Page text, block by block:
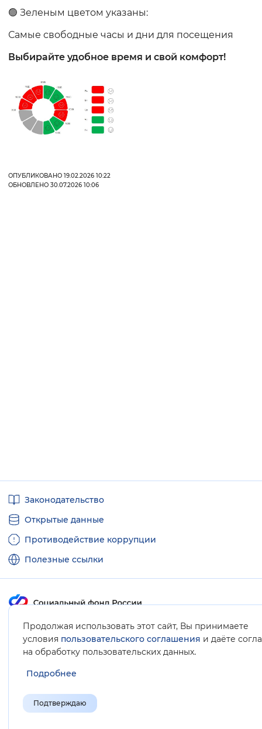
🟢 Зеленым цветом указаны:
Самые свободные часы и дни для посещения
Выбирайте удобное время и свой комфорт!
ОПУБЛИКОВАНО 19.02.2026 10:22
ОБНОВЛЕНО 30.07.2026 10:06
Продолжая использовать этот сайт, Вы принимаете
условия пользовательского соглашения и даёте
на обработку пользовательских данных.
Подробнее
Подтверждаю
ссылкиЗаконодательство
Открытые данные
Противодействие коррупции
Полезные ссылки
Карта сайта
© Социальный фонд России, 2008-2026